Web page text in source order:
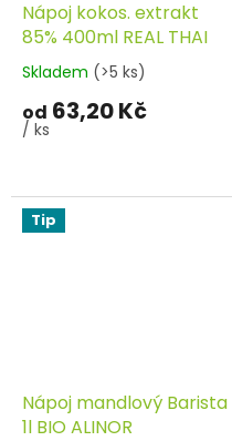
Nápoj kokos. extrakt
85% 400ml REAL THAI
Skladem (>5 ks)
od 63,20 Kč
/ ks
Tip
Nápoj mandlový Barista
1l BIO ALINOR